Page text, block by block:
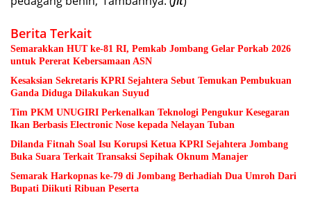
Berita Terkait
Semarakkan HUT ke-81 RI, Pemkab Jombang Gelar Porkab 2026
untuk Pererat Kebersamaan ASN
Kesaksian Sekretaris KPRI Sejahtera Sebut Temukan Pembukuan
Ganda Diduga Dilakukan Suyud
Tim PKM UNUGIRI Perkenalkan Teknologi Pengukur Kesegaran
Ikan Berbasis Electronic Nose kepada Nelayan Tuban
Dilanda Fitnah Soal Isu Korupsi Ketua KPRI Sejahtera Jombang
Buka Suara Terkait Transaksi Sepihak Oknum Manajer
Semarak Harkopnas ke-79 di Jombang Berhadiah Dua Umroh Dari
Bupati Diikuti Ribuan Peserta